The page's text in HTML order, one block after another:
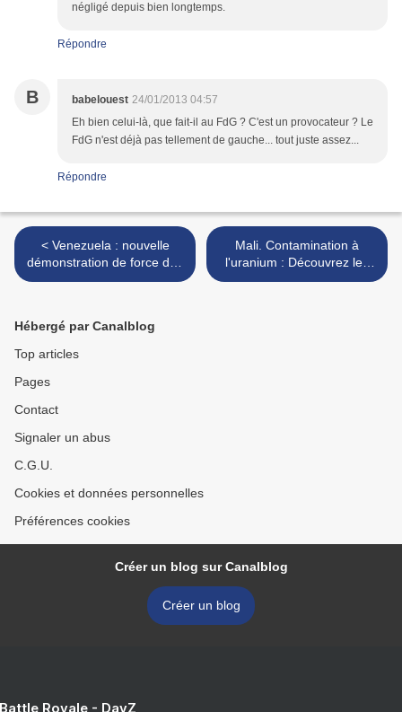
négligé depuis bien longtemps.
Répondre
B babelouest 24/01/2013 04:57
Eh bien celui-là, que fait-il au FdG ? C'est un provocateur ? Le
FdG n'est déjà pas tellement de gauche... tout juste assez...
Répondre
< Venezuela : nouvelle
démonstration de force des
partisans de Chavez
Mali. Contamination à
l'uranium : Découvrez les
vrais terroristes >
Hébergé par Canalblog
Top articles
Pages
Contact
Signaler un abus
C.G.U.
Cookies et données personnelles
Préférences cookies
Créer un blog sur Canalblog
Créer un blog
Royale - DayZ